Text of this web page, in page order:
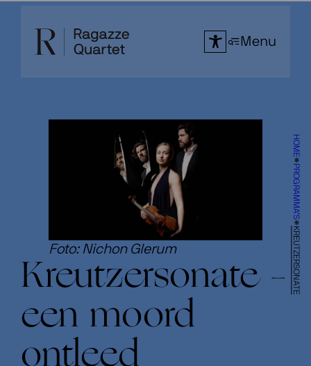
HOME
PROGRAMMA’S
KREUTZERSONATE
Menu
Foto: Nichon Glerum
Kreutzersonate –
een moord
ontleed